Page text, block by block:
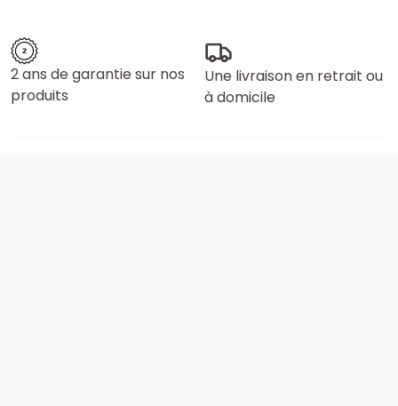
2 ans de garantie sur nos
produits
Une livraison en retrait ou
à domicile